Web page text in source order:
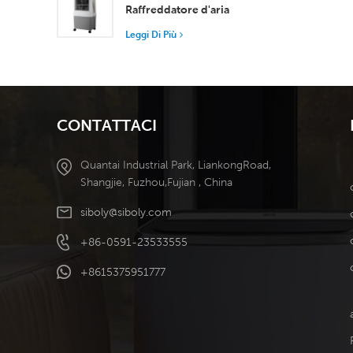
superiore
Raffreddatore d'aria
portatile industriale
ad alta efficienza
Leggi Di Più
CONTATTACI
Quantai Industrial Park, LiankongRoad,
Shangjie, Fuzhou,Fujian , China
siboly@siboly.com
+86-0591-23533555
+8615375951777